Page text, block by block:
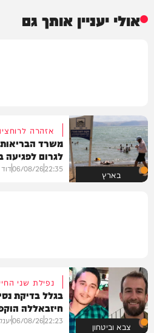
אולי יעניין אותך גם
בארץ
אזהרה
משרד
לגרום לפגיעה
22:35
06/08/26
צבא וביטחון
נפילת שני
בגלל בדיקת
חיזבאללה
22:23
06/08/26